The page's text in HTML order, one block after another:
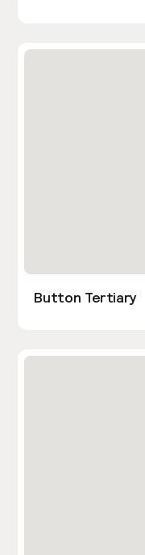
Button Tertiary